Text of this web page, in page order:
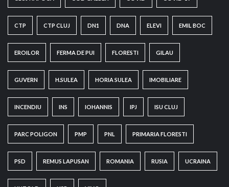
CTP CTP CLUJ DN1 DNA ELEVI EMIL BOC
EROILOR FERMA DE PUI FLORESTI GILAU
GUVERN H.SULEA HORIA SULEA IMOBILIARE
INCENDIU INS IOHANNIS IPJ ISU CLUJ
PARC POLIGON PMP PNL PRIMARIA FLORESTI
PSD REMUS LAPUSAN ROMANIA RUSIA UCRAINA